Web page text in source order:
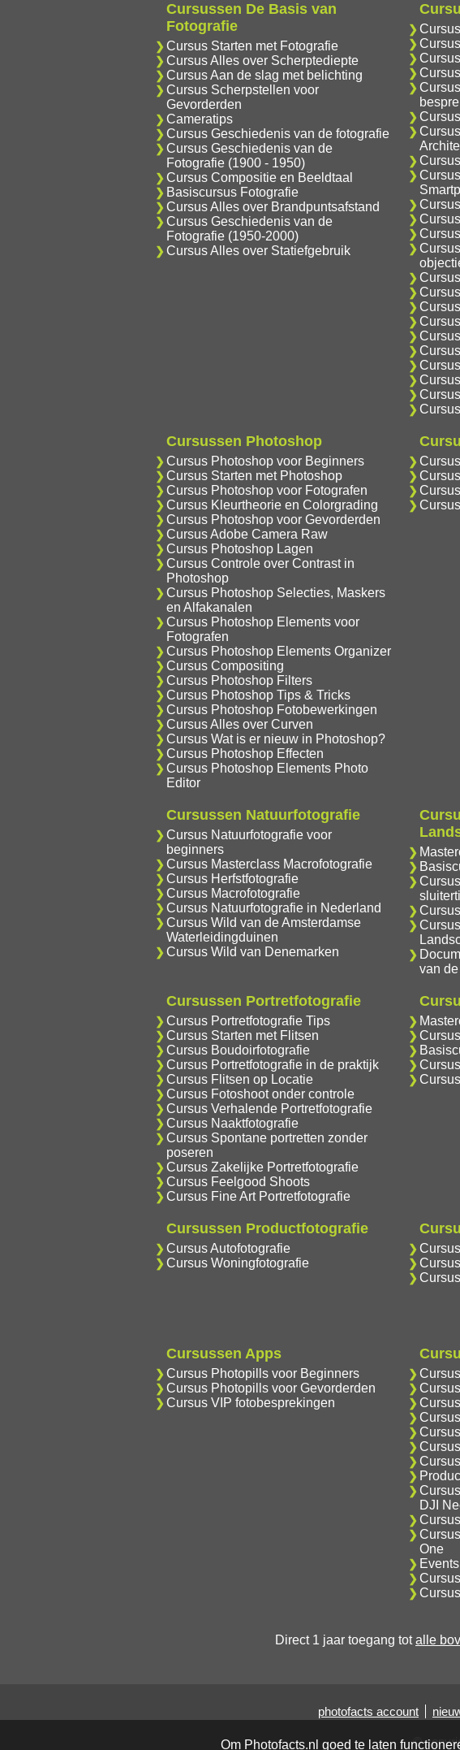
Cursussen De Basis van
Fotografie
Cursus Starten met Fotografie
Cursus Alles over Scherptediepte
Cursus Aan de slag met belichting
Cursus Scherpstellen voor
Gevorderden
Cameratips
Cursus Geschiedenis van de fotografie
Cursus Geschiedenis van de
Fotografie (1900 - 1950)
Cursus Compositie en Beeldtaal
Basiscursus Fotografie
Cursus Alles over Brandpuntsafstand
Cursus Geschiedenis van de
Fotografie (1950-2000)
Cursus Alles over Statiefgebruik
Cursussen Photoshop
Cursus Photoshop voor Beginners
Cursus Starten met Photoshop
Cursus Photoshop voor Fotografen
Cursus Kleurtheorie en Colorgrading
Cursus Photoshop voor Gevorderden
Cursus Adobe Camera Raw
Cursus Photoshop Lagen
Cursus Controle over Contrast in
Photoshop
Cursus Photoshop Selecties, Maskers
en Alfakanalen
Cursus Photoshop Elements voor
Fotografen
Cursus Photoshop Elements Organizer
Cursus Compositing
Cursus Photoshop Filters
Cursus Photoshop Tips & Tricks
Cursus Photoshop Fotobewerkingen
Cursus Alles over Curven
Cursus Wat is er nieuw in Photoshop?
Cursus Photoshop Effecten
Cursus Photoshop Elements Photo
Editor
Cursussen Natuurfotografie
Cursus Natuurfotografie voor
beginners
Cursus Masterclass Macrofotografie
Cursus Herfstfotografie
Cursus Macrofotografie
Cursus Natuurfotografie in Nederland
Cursus Wild van de Amsterdamse
Waterleidingduinen
Cursus Wild van Denemarken
van
Cursussen Portretfotografie
Cursus Portretfotografie Tips
Cursus Starten met Flitsen
Cursus Boudoirfotografie
Cursus Portretfotografie in de praktijk
Cursus Flitsen op Locatie
Cursus Fotoshoot onder controle
Cursus Verhalende Portretfotografie
Cursus Naaktfotografie
Cursus Spontane portretten zonder
poseren
Cursus Zakelijke Portretfotografie
Cursus Feelgood Shoots
Cursus Fine Art Portretfotografie
Cursussen Productfotografie
Cursus Autofotografie
Cursus Woningfotografie
Cursussen Apps
Cursus Photopills voor Beginners
Cursus Photopills voor Gevorderden
Cursus VIP fotobesprekingen
DJI
One
Direct 1 jaar toegang totalle
photofacts account
©
Om Photofacts.nl goed te laten